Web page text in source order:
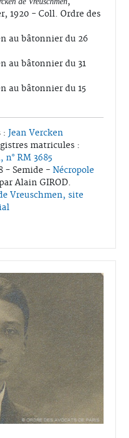
1920 - Coll. Ordre des
au bâtonnier du 26
au bâtonnier du 31
au bâtonnier du 15
: Jean Vercken
matricules :
n° RM 3685
- Semide - Nécropole
Alain GIROD.
Vreuschmen, site